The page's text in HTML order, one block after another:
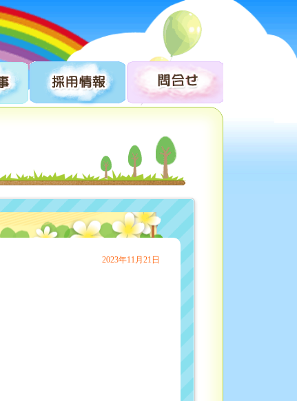
2023年11月21日